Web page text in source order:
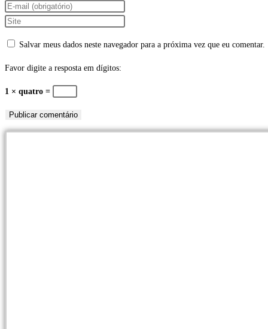
seu
nome
de
para
comentar
Digite
seu
e-
para
comentar
Digite
do
site
(opcional)
Salvar meus dados neste navegador para a próxima vez que eu comentar.
Favor digite a resposta em dígitos:
1 × quatro =